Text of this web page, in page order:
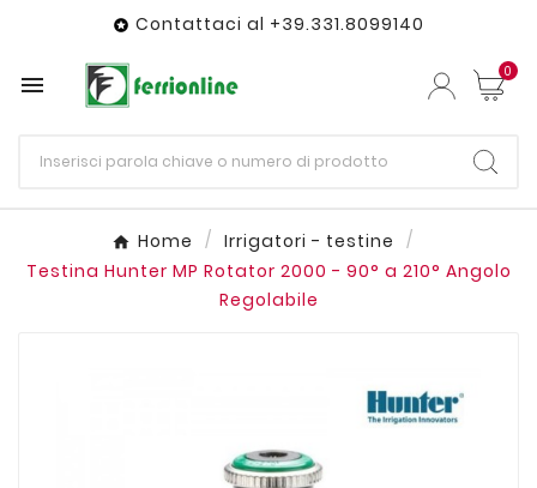
 Contattaci al +39.331.8099140
 0
Home
Irrigatori - testine
Testina Hunter MP Rotator 2000 - 90° a 210° Angolo
Regolabile